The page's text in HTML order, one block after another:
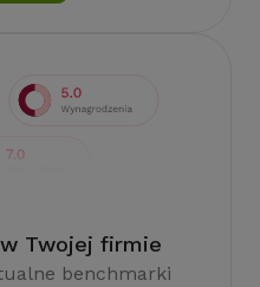
w Twojej firmie
benchmarki